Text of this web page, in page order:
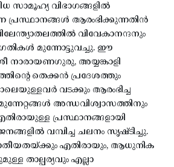
സാമൂഹ്യ വിഭാഗങ്ങളിൽ
ആരംഭിക്കുന്നതിൻ
വിവേകാനന്ദനും
മുന്നോട്ടുവച്ചു. ഈ
നാരായണഗുരു, അയ്യങ്കാളി
തെക്കൻ പ്രദേശത്തും
വടക്കും ആരംഭിച്ച
അന്ധവിശ്വാസത്തിനും
പ്രസ്ഥാനങ്ങളായി
വമ്പിച്ച ചലനം സൃഷ്ടിച്ചു.
എതിരായും, ആധുനിക
താല്പര്യവും എല്ലാ